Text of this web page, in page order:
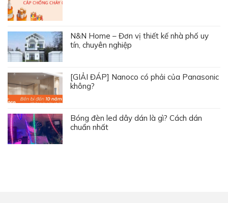
N&N Home – Đơn vị thiết kế nhà phố uy
tín, chuyên nghiệp
[GIẢI ĐÁP] Nanoco có phải của Panasonic
không?
Bóng đèn led dây dán là gì? Cách dán
chuẩn nhất